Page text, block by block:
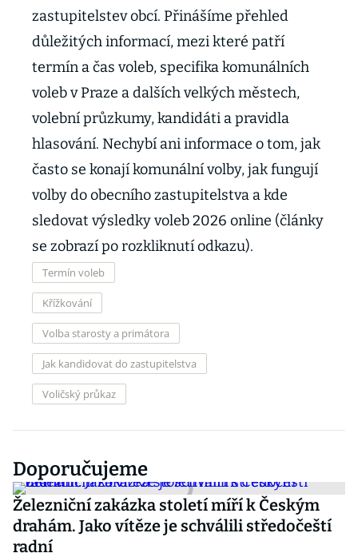
zastupitelstev obcí. Přinášíme přehled
důležitých informací, mezi které patří
termín a čas voleb, specifika komunálních
voleb v Praze a dalších velkých městech,
volební průzkumy, kandidáti a pravidla
hlasování. Nechybí ani informace o tom, jak
často se konají komunální volby, jak fungují
volby do obecního zastupitelstva a kde
sledovat výsledky voleb 2026 online (články
se zobrazí po rozkliknutí odkazu).
Termín voleb
Křížkování
Volba starosty a primátora
Jak kandidovat do zastupitelstva
Voličský průkaz
Doporučujeme
Železniční zakázka století míří k Českým
drahám. Jako vítěze je schválili středočeští
radní